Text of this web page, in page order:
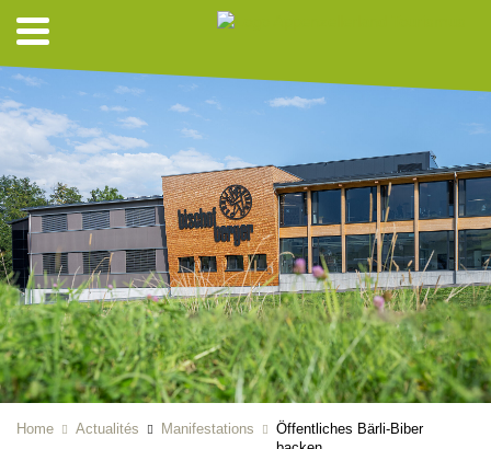
Home Actualités Manifestations
Öffentliches Bärli-Biber